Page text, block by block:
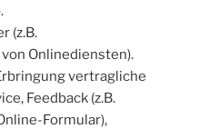
(z.B.
Onlinediensten).
vertragliche
Feedback (z.B.
Formular),